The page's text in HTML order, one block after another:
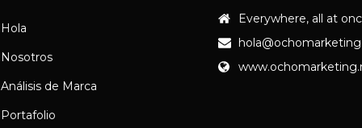
Hola
Nosotros
Análisis de Marca
Portafolio
Everywhere, all at